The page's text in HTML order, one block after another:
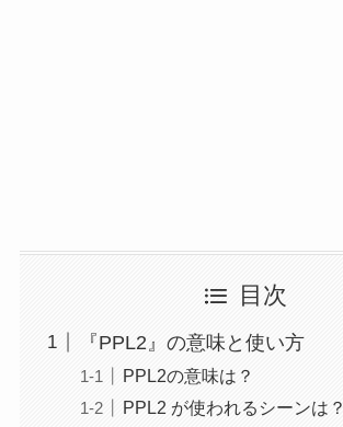
目次
『PPL2』の意味と使い方
PPL2の意味は？
PPL2 が使われるシーンは？